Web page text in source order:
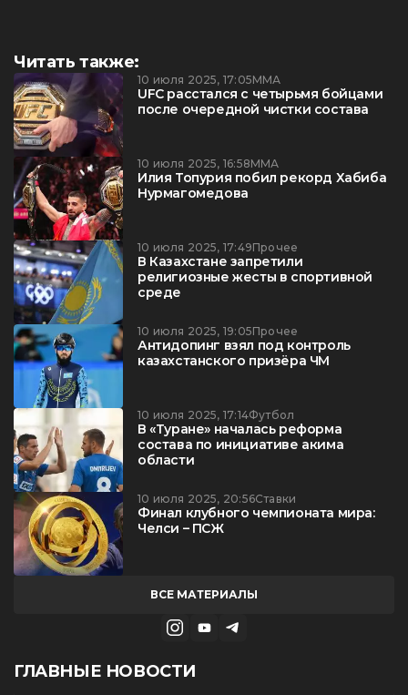
Читать также:
10 июля 2025, 17:05ММА
UFC расстался с четырьмя бойцами
после очередной чистки состава
10 июля 2025, 16:58ММА
Илия Топурия побил рекорд Хабиба
Нурмагомедова
10 июля 2025, 17:49Прочее
В Казахстане запретили
религиозные жесты в спортивной
среде
10 июля 2025, 19:05Прочее
Антидопинг взял под контроль
казахстанского призёра ЧМ
10 июля 2025, 17:14Футбол
В «Туране» началась реформа
состава по инициативе акима
области
10 июля 2025, 20:56Ставки
Финал клубного чемпионата мира:
Челси – ПСЖ
ВСЕ МАТЕРИАЛЫ
ГЛАВНЫЕ НОВОСТИ